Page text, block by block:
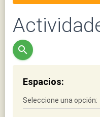
search
Espacios: